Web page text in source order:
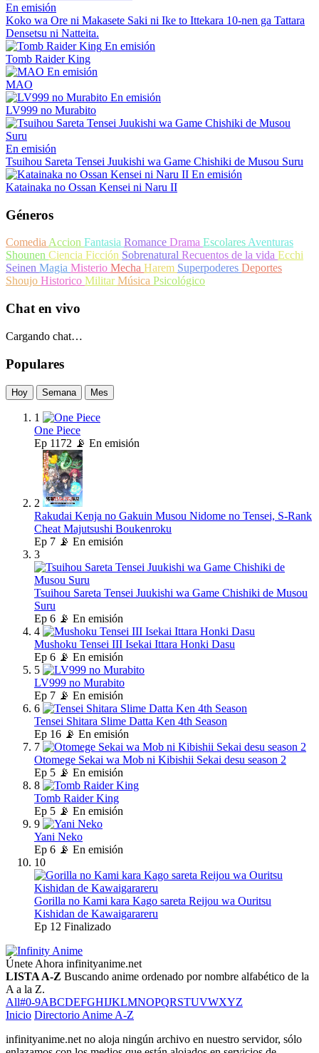
En emisión
Koko wa Ore ni Makasete Saki ni Ike to Ittekara 10-nen ga Tattara
Densetsu ni Natteita.
En emisión
Tomb Raider King
En emisión
MAO
En emisión
LV999 no Murabito
En emisión
Tsuihou Sareta Tensei Juukishi wa Game Chishiki de Musou Suru
En emisión
Katainaka no Ossan Kensei ni Naru II
Géneros
ComediaAccion Fantasia Romance Drama EscolaresAventuras
Shounen Ciencia Ficción Sobrenatural Recuentos de la vida Ecchi
Seinen Magia Misterio Mecha Harem Superpoderes Deportes
Shoujo Historico MilitarMúsica Psicológico
Chat en vivo
Cargando chat…
Populares
Hoy Semana Mes
1
One Piece
Ep 1172 📡 En emisión
2
Rakudai Kenja no Gakuin Musou Nidome no Tensei, S-Rank
Cheat Majutsushi Boukenroku
Ep 7 📡 En emisión
3
Tsuihou Sareta Tensei Juukishi wa Game Chishiki de Musou
Suru
Ep 6 📡 En emisión
4
Mushoku Tensei III Isekai Ittara Honki Dasu
Ep 6 📡 En emisión
5
LV999 no Murabito
Ep 7 📡 En emisión
6
Tensei Shitara Slime Datta Ken 4th Season
Ep 16 📡 En emisión
7
Otomege Sekai wa Mob ni Kibishii Sekai desu season 2
Ep 5 📡 En emisión
8
Tomb Raider King
Ep 5 📡 En emisión
9
Yani Neko
Ep 6 📡 En emisión
10
Gorilla no Kami kara Kago sareta Reijou wa Ouritsu
Kishidan de Kawaigarareru
Ep 12 Finalizado
Únete Ahora infinityanime.net
LISTA A-Z Buscando anime ordenado por nombre alfabético de la
A a la Z.
All#0-9ABCDEFGHIJKLMNOPQRSTUVWXYZ
Inicio Directorio Anime A-Z
infinityanime.net no aloja ningún archivo en nuestro servidor, sólo